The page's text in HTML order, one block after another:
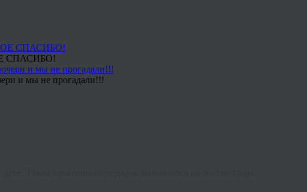
СПАСИБО!
и мы не прогадали!!!